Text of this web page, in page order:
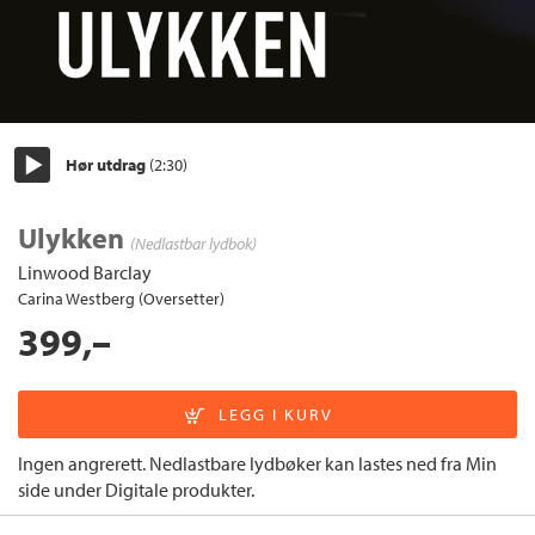
Hør utdrag (2:30)
Ulykken (Nedlastbar lydbok)
Linwood Barclay
Carina Westberg (Oversetter)
399,–
Ingen angrerett. Nedlastbare lydbøker kan lastes ned fra Min
side under Digitale produkter.